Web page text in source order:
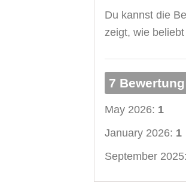
Du kannst die
zeigt, wie
7 Bewertung
May 2026: 1
January 2026: 1
September 2025: